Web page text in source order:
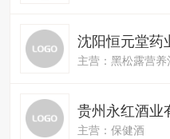
沈阳恒元堂药
主营：黑松露营养
贵州永红酒业
主营：保健酒